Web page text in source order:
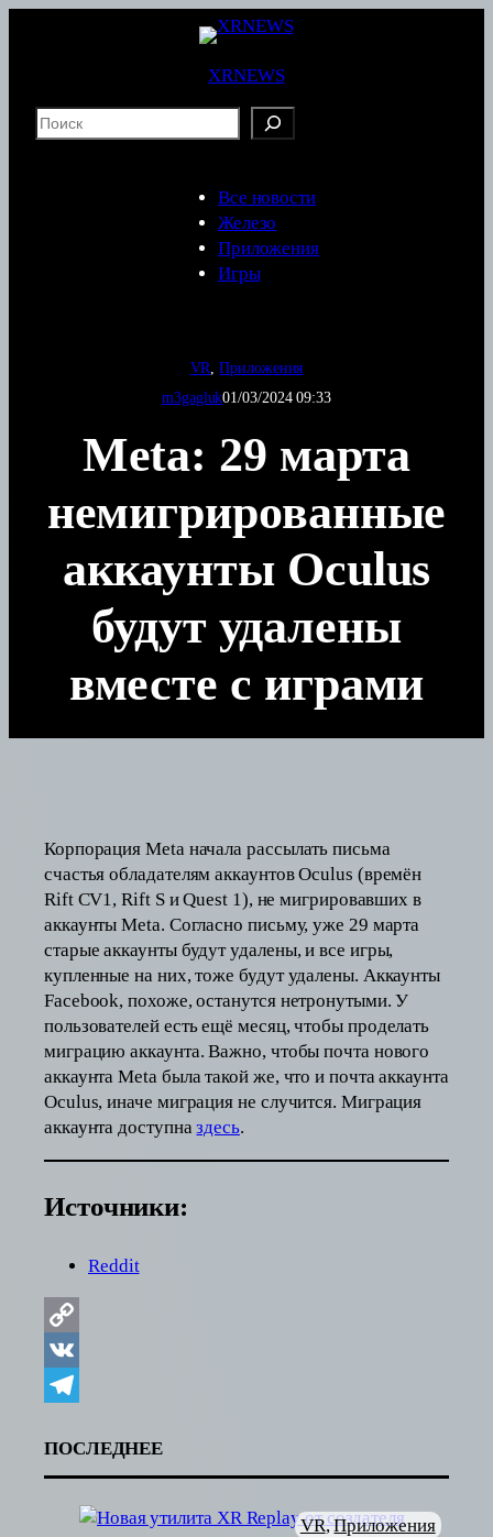
XRNEWS
Все новости
Железо
Приложения
Игры
VR, Приложения
m3gagluk01/03/2024 09:33
Meta: 29 марта
немигрированные
аккаунты Oculus
будут удалены
вместе с играми
Корпорация Meta начала рассылать письма
счастья обладателям аккаунтов Oculus (времён
Rift CV1, Rift S и Quest 1), не мигрировавших в
аккаунты Meta. Согласно письму, уже 29 марта
старые аккаунты будут удалены, и все игры,
купленные на них, тоже будут удалены. Аккаунты
Facebook, похоже, останутся нетронутыми. У
пользователей есть ещё месяц, чтобы проделать
миграцию аккаунта. Важно, чтобы почта нового
аккаунта Meta была такой же, что и почта аккаунта
Oculus, иначе миграция не случится. Миграция
аккаунта доступназдесь.
Источники:
Reddit
Copy
Link
VK
ПОСЛЕДНЕЕ
VR, Приложения